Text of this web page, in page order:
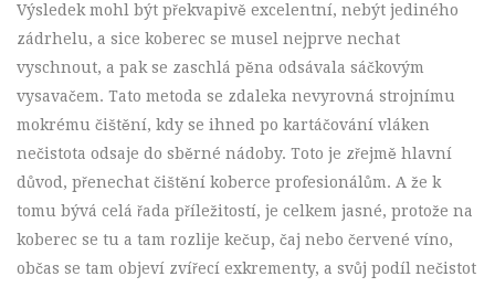
Výsledek mohl být překvapivě excelentní, nebýt jediného
zádrhelu, a sice koberec se musel nejprve nechat
vyschnout, a pak se zaschlá pěna odsávala sáčkovým
vysavačem. Tato metoda se zdaleka nevyrovná strojnímu
mokrému čištění, kdy se ihned po kartáčování vláken
nečistota odsaje do sběrné nádoby. Toto je zřejmě hlavní
důvod, přenechat čištění koberce profesionálům. A že k
tomu bývá celá řada příležitostí, je celkem jasné, protože na
koberec se tu a tam rozlije kečup, čaj nebo červené víno,
občas se tam objeví zvířecí exkrementy, a svůj podíl nečistot